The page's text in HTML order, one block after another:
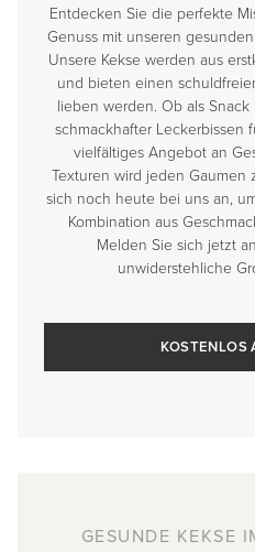
Entdecken Sie die perfekte
Genuss mit unseren
Unsere Kekse werden aus
und bieten einen
lieben werden. Ob als
schmackhafter Leckerbissen
vielfältiges Angebot an
Texturen wird jeden Gaumen
sich noch heute bei uns an,
Kombination aus
Melden Sie sich jetzt
unwiderstehliche
KOSTENLOS
GESUNDE KEKSE